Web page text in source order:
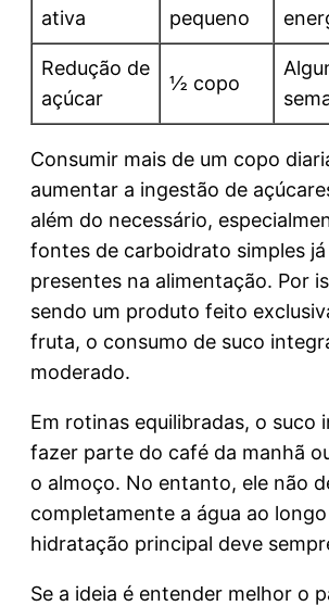
ativa
pequeno
Redução de
açúcar
½ copo
Consumir mais de um copo
aumentar a ingestão de
além do necessário,
fontes de carboidrato simples
presentes na alimentação. Por
sendo um produto feito
fruta, o consumo de suco
moderado.
Em rotinas equilibradas, o suco
fazer parte do café da manhã
o almoço. No entanto, ele não
completamente a água ao
hidratação principal deve
Se a ideia é entender melhor o